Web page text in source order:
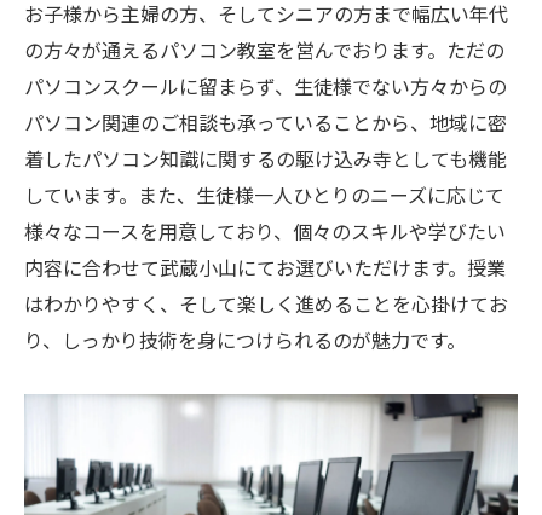
お子様から主婦の方、そしてシニアの方まで幅広い年代
の方々が通えるパソコン教室を営んでおります。ただの
パソコンスクールに留まらず、生徒様でない方々からの
パソコン関連のご相談も承っていることから、地域に密
着したパソコン知識に関するの駆け込み寺としても機能
しています。また、生徒様一人ひとりのニーズに応じて
様々なコースを用意しており、個々のスキルや学びたい
内容に合わせて武蔵小山にてお選びいただけます。授業
はわかりやすく、そして楽しく進めることを心掛けてお
り、しっかり技術を身につけられるのが魅力です。